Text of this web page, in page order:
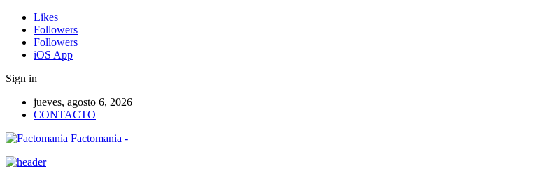
Likes
Followers
Followers
iOS App
Sign in
jueves, agosto 6, 2026
CONTACTO
Factomania -